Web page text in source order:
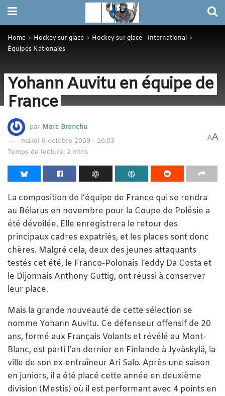
Home Hockey sur glace
Hockey sur glace - International
Équipes Nationales
Yohann Auvitu en équipe de
France
par Marc Branchu
mardi 6 octobre 2009 - 16:03
Temps de lecture: 2 mins
AA
La composition de l’équipe de France qui se rendra
au Bélarus en novembre pour la Coupe de Polésie a
été dévoilée. Elle enregistrera le retour des
principaux cadres expatriés, et les places sont donc
chères. Malgré cela, deux des jeunes attaquants
testés cet été, le Franco-Polonais Teddy Da Costa et
le Dijonnais Anthony Guttig, ont réussi à conserver
leur place.
Mais la grande nouveauté de cette sélection se
nomme Yohann Auvitu. Ce défenseur offensif de 20
ans, formé aux Français Volants et révélé au Mont-
Blanc, est parti l’an dernier en Finlande à Jyväskylä, la
ville de son ex-entraîneur Ari Salo. Après une saison
en juniors, il a été placé cette année en deuxième
division (Mestis) où il est performant avec 4 points en